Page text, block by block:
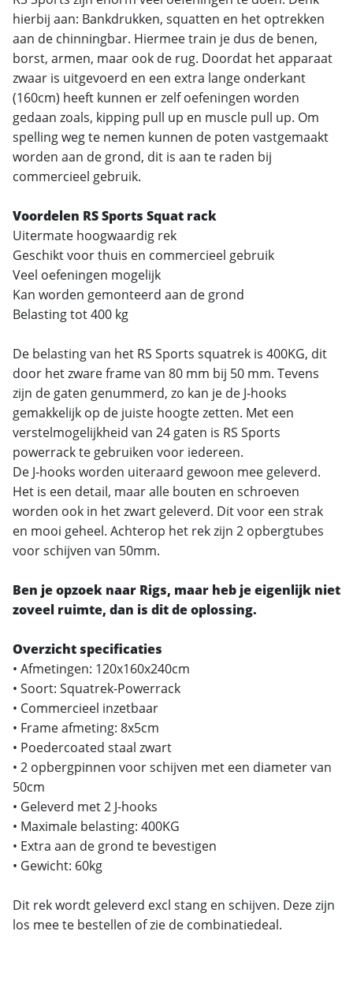
hierbij aan: Bankdrukken, squatten en het optrekken
aan de chinningbar. Hiermee train je dus de benen,
borst, armen, maar ook de rug. Doordat het apparaat
zwaar is uitgevoerd en een extra lange onderkant
(160cm) heeft kunnen er zelf oefeningen worden
gedaan zoals, kipping pull up en muscle pull up. Om
spelling weg te nemen kunnen de poten vastgemaakt
worden aan de grond, dit is aan te raden bij
commercieel gebruik.
Voordelen RS Sports Squat rack
Uitermate hoogwaardig rek
Geschikt voor thuis en commercieel gebruik
Veel oefeningen mogelijk
Kan worden gemonteerd aan de grond
Belasting tot 400 kg
De belasting van het RS Sports squatrek is 400KG, dit
door het zware frame van 80 mm bij 50 mm. Tevens
zijn de gaten genummerd, zo kan je de J-hooks
gemakkelijk op de juiste hoogte zetten. Met een
verstelmogelijkheid van 24 gaten is RS Sports
powerrack te gebruiken voor iedereen.
De J-hooks worden uiteraard gewoon mee geleverd.
Het is een detail, maar alle bouten en schroeven
worden ook in het zwart geleverd. Dit voor een strak
en mooi geheel. Achterop het rek zijn 2 opbergtubes
voor schijven van 50mm.
Ben je opzoek naar Rigs, maar heb je eigenlijk niet
zoveel ruimte, dan is dit de oplossing.
Overzicht specificaties
• Afmetingen: 120x160x240cm
• Soort: Squatrek-Powerrack
• Commercieel inzetbaar
• Frame afmeting: 8x5cm
• Poedercoated staal zwart
• 2 opbergpinnen voor schijven met een diameter van
50cm
• Geleverd met 2 J-hooks
• Maximale belasting: 400KG
• Extra aan de grond te bevestigen
• Gewicht: 60kg
Dit rek wordt geleverd excl stang en schijven. Deze zijn
los mee te bestellen of zie de combinatiedeal.